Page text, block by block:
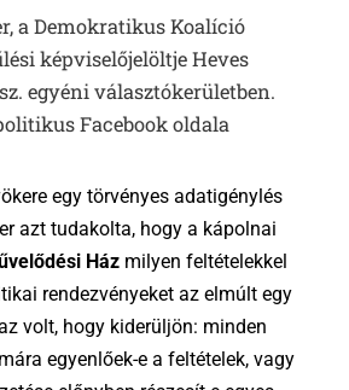
a Demokratikus Koalíció
képviselőjelöltje Heves
egyéni választókerületben.
Facebook oldala
egy törvényes adatigénylés
azt tudakolta, hogy a kápolnai
Házmilyen feltételekkel
rendezvényeket az elmúlt egy
volt, hogy kiderüljön: minden
egyenlőek-e a feltételek, vagy